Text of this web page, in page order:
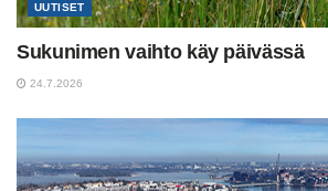
UUTISET
Sukunimen vaihto käy päivässä
24.7.2026